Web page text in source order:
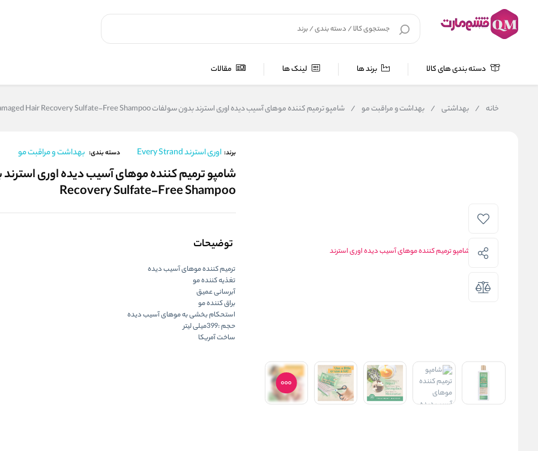
دسته بندی های کالا برند ها لینک ها مقالات
خانه / بهداشتی / بهداشت و مراقبت مو / شامپو ترمیم کننده موهای آسیب دیده اوری استرند بدون سولفات Severely Damaged Hair Recovery Sulfate-Free Shampoo
برند: اوری استرند Every Strand دسته بندی: بهداشت و مراقبت مو
Recovery Sulfate-Free Shampoo
توضیحات
ترمیم کننده موهای آسیب دیده
تغذیه کننده مو
آبرسانی عمیق
براق کننده مو
استحکام بخشی به موهای آسیب دیده
حجم :399میلی لیتر
ساخت آمریکا